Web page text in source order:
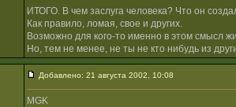
ИТОГО. В чем заслуга человека? Что он
Как правило, ломая, свое и других.
Возможно для кого-то именно в этом смысл
Но, тем не менее, не ты не кто нибудь из
Добавлено: 21 августа 2002, 10:08
MGK